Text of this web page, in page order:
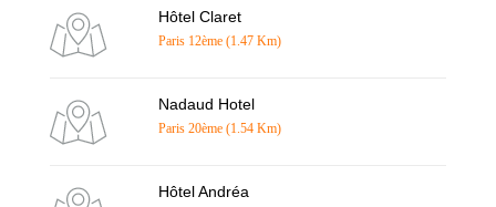
Hôtel Claret
Paris 12ème (1.47 Km)
Nadaud Hotel
Paris 20ème (1.54 Km)
Hôtel Andréa